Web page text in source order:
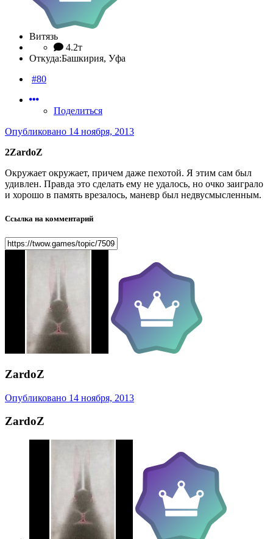
Витязь
4.2т
Откуда:Башкирия, Уфа
#80
Поделиться
Опубликовано 14 ноября, 2013
2ZardoZ
Окружает окружает, причем даже пехотой. Я этим сам был
удивлен. Правда это сделать ему не удалось, но очко заиграло
и хорошо в память врезалось, маневр был недвусмысленным.
Ссылка на комментарий
ZardoZ
Опубликовано 14 ноября, 2013
ZardoZ